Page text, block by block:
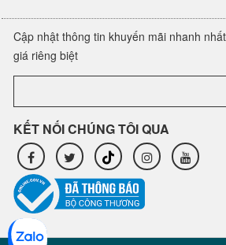
Cập nhật thông tin khuyến mãi nhanh
giá riêng biệt
KẾT NỐI CHÚNG TÔI QUA